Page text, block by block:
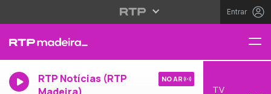
Entrar
RTP Notícias (RTP
NO AR
TV